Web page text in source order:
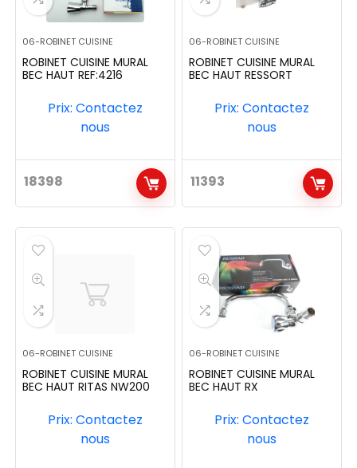
06-ROBINET CUISINE
ROBINET CUISINE MURAL
BEC HAUT REF:4216
18398
Prix: Contactez
nous
06-ROBINET CUISINE
ROBINET CUISINE MURAL
BEC HAUT RESSORT
11393
Prix: Contactez
nous
06-ROBINET CUISINE
ROBINET CUISINE MURAL
BEC HAUT RITAS NW200
Prix: Contactez
nous
06-ROBINET CUISINE
ROBINET CUISINE MURAL
BEC HAUT RX
Prix: Contactez
nous